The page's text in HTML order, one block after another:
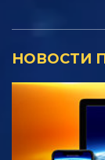
НОВОСТИ